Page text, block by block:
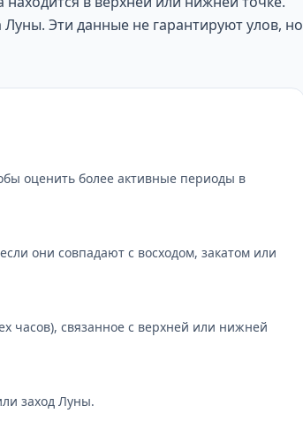
Эти данные не гарантируют улов, но
оценить более активные периоды в
они совпадают с восходом, закатом или
часов), связанное с верхней или нижней
заход Луны.